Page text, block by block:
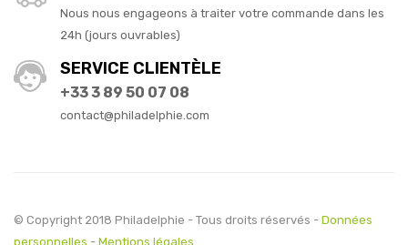
Nous nous engageons à traiter votre commande dans les
24h (jours ouvrables)
SERVICE CLIENTÈLE
+33 3 89 50 07 08
contact@philadelphie.com
© Copyright 2018 Philadelphie - Tous droits réservés - Données
personnelles - Mentions légales